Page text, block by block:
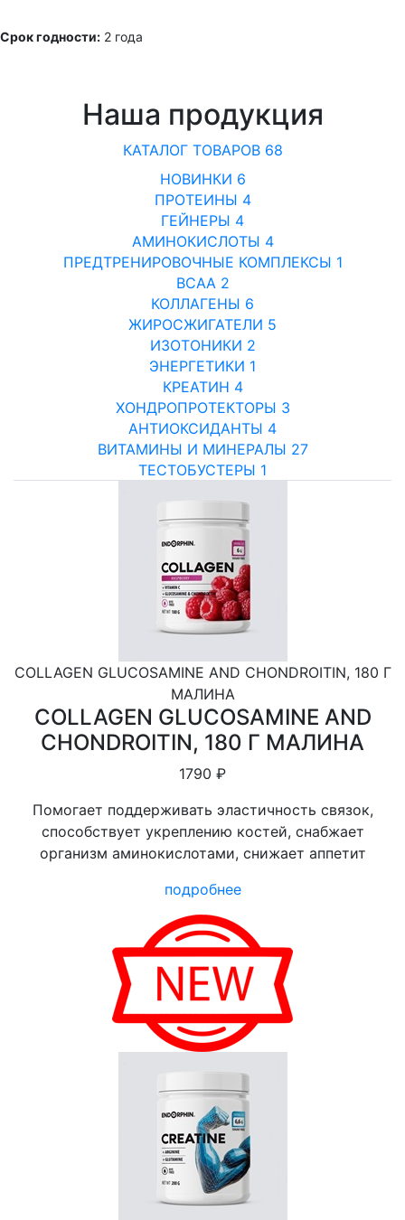
Срок годности: 2 года
Наша продукция
КАТАЛОГ ТОВАРОВ 68
НОВИНКИ 6
ПРОТЕИНЫ 4
ГЕЙНЕРЫ 4
АМИНОКИСЛОТЫ 4
ПРЕДТРЕНИРОВОЧНЫЕ КОМПЛЕКСЫ 1
BCAA 2
КОЛЛАГЕНЫ 6
ЖИРОСЖИГАТЕЛИ 5
ИЗОТОНИКИ 2
ЭНЕРГЕТИКИ 1
КРЕАТИН 4
ХОНДРОПРОТЕКТОРЫ 3
АНТИОКСИДАНТЫ 4
ВИТАМИНЫ И МИНЕРАЛЫ 27
ТЕСТОБУСТЕРЫ 1
COLLAGEN GLUCOSAMINE AND CHONDROITIN, 180 Г
МАЛИНА
COLLAGEN GLUCOSAMINE AND
CHONDROITIN, 180 Г МАЛИНА
1790 ₽
Помогает поддерживать эластичность связок,
способствует укреплению костей, снабжает
организм аминокислотами, снижает аппетит
подробнее